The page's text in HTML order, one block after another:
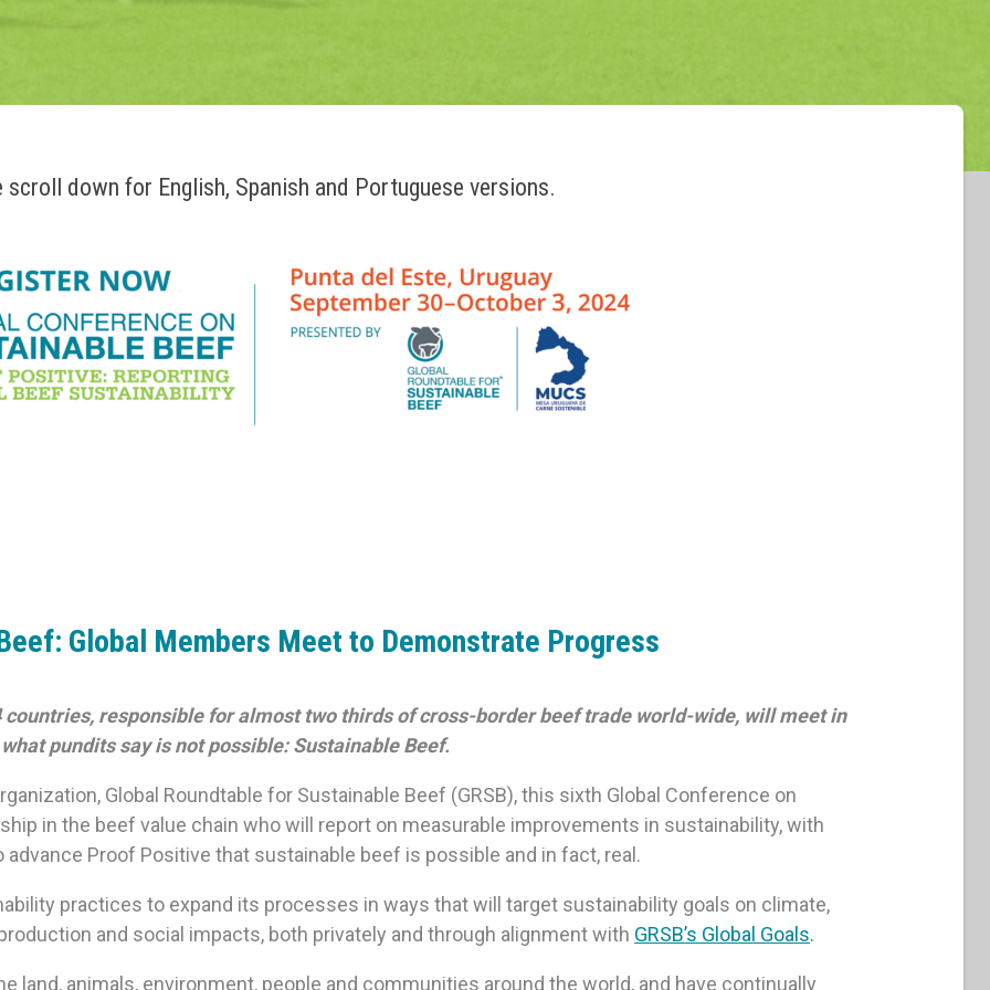
scroll down for English, Spanish and Portuguese versions.
Global Members Meet to Demonstrate Progress
responsible for almost two thirds of cross-border beef trade world-wide, will meet in
pundits say is not possible: Sustainable Beef.
Global Roundtable for Sustainable Beef (GRSB), this sixth Global Conference on
in the beef value chain who will report on measurable improvements in sustainability, with
Proof Positive that sustainable beef is possible and in fact, real.
practices to expand its processes in ways that will target sustainability goals on climate,
and social impacts, both privately and through alignment with GRSB’s Global Goals.
land, animals, environment, people and communities around the world, and have continually